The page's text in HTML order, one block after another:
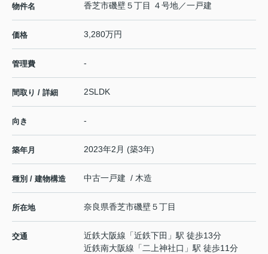
物件名 香芝市磯壁５丁目 ４号地／一戸建
価格 3,280万円
管理費 -
間取り / 詳細 2SLDK
向き -
築年月 2023年2月 (築3年)
種別 / 建物構造 中古一戸建 / 木造
所在地 奈良県香芝市磯壁５丁目
交通 近鉄大阪線 「近鉄下田 」駅 徒歩13分
近鉄南大阪線 「 二上神社口 」駅 徒歩11分